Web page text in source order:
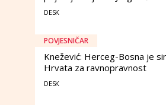
DESK
POVJESNIČAR
Knežević: Herceg-Bosna je
Hrvata za ravnopravnost
DESK